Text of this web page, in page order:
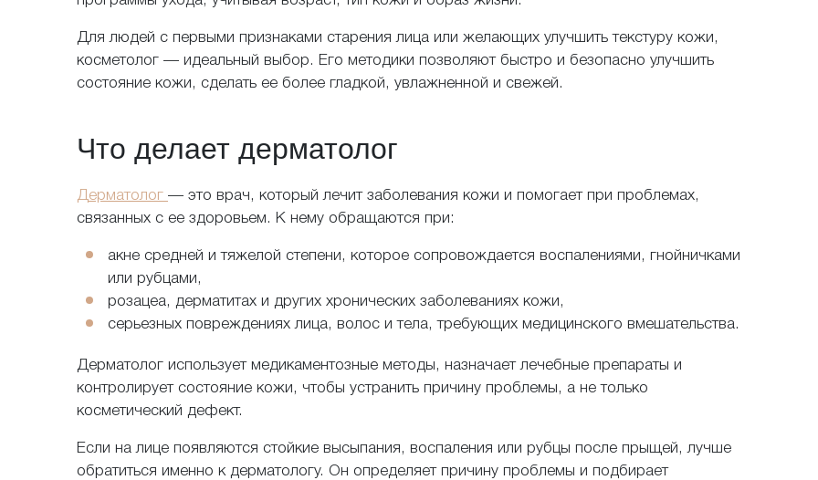
Для людей с первыми признаками старения лица или желающих улучшить текстуру кожи,
косметолог — идеальный выбор. Его методики позволяют быстро и безопасно улучшить
состояние кожи, сделать ее более гладкой, увлажненной и свежей.
Что делает дерматолог
Дерматолог — это врач, который лечит заболевания кожи и помогает при проблемах,
связанных с ее здоровьем. К нему обращаются при:
акне средней и тяжелой степени, которое сопровождается воспалениями, гнойничками
или рубцами,
розацеа, дерматитах и других хронических заболеваниях кожи,
серьезных повреждениях лица, волос и тела, требующих медицинского вмешательства.
Дерматолог использует медикаментозные методы, назначает лечебные препараты и
контролирует состояние кожи, чтобы устранить причину проблемы, а не только
косметический дефект.
Если на лице появляются стойкие высыпания, воспаления или рубцы после прыщей, лучше
обратиться именно к дерматологу. Он определяет причину проблемы и подбирает
Задайте свой
вопрос
Если возникли вопросы, мы с радостью, и в самые